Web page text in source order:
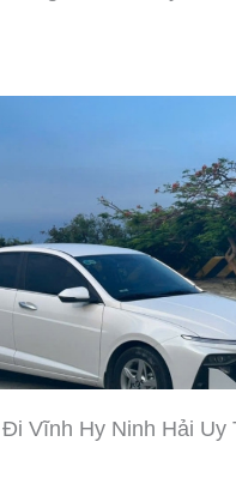
Vĩnh Hy Ninh Hải Uy